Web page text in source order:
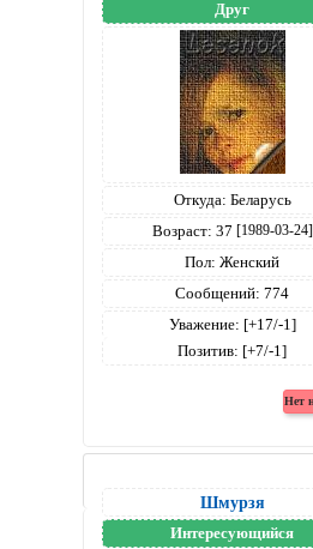
Друг
Откуда: Беларусь
Возраст: 37 [1989-03-24]
Пол: Женский
Сообщений: 774
Уважение: [+17/-1]
Позитив: [+7/-1]
Шмурзя
Интересующийся